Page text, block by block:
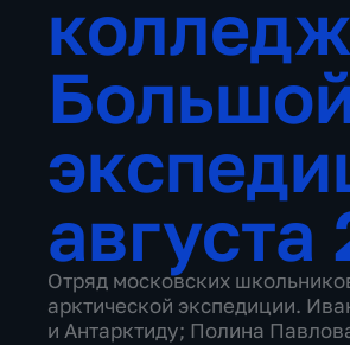
августа
Отряд московских
арктической экспедиции.
и Антарктиду; Полина